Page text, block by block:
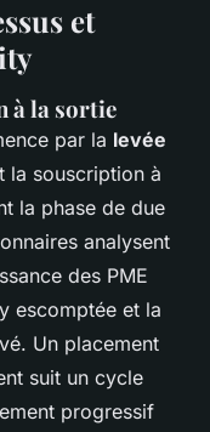
et
à la sortie
par la levée
la souscription à
la phase de due
analysent
des PME
escomptée et la
Un placement
suit un cycle
progressif